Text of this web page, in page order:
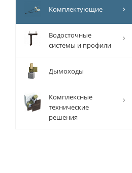
Комплектующие
Водосточные
системы и профили
Дымоходы
Комплексные
технические
решения